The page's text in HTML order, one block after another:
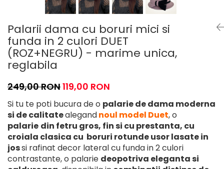
Palarii dama cu boruri mici si
funda in 2 culori DUET
(ROZ+NEGRU) - marime unica,
reglabila
249,00 RON119,00 RON
Si tu te poti bucura de o palarie de dama moderna
si de calitatealegandnoul model Duet, o
palarie din fetru gros, fin si cu prestanta, cu
croiala clasica cu boruri rotunde usor lasate in
jossi rafinat decor lateral cu funda in 2 culori
contrastante, o palarie deopotriva eleganta si